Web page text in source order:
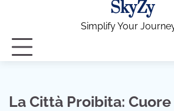
SkyZy
Simplify Your
La Città Proibita: